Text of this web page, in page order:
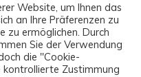
Website, um Ihnen das
an Ihre Präferenzen zu
zu ermöglichen. Durch
Sie der Verwendung
die "Cookie-
kontrollierte Zustimmung